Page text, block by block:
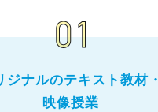
ジナルのテキスト教材・
映像授業